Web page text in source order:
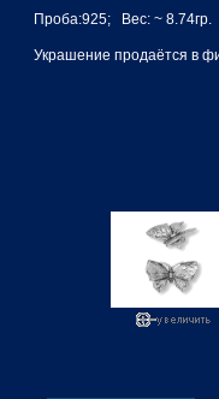
Проба:925; Вес: ~ 8.74гр.
Украшение продаётся в